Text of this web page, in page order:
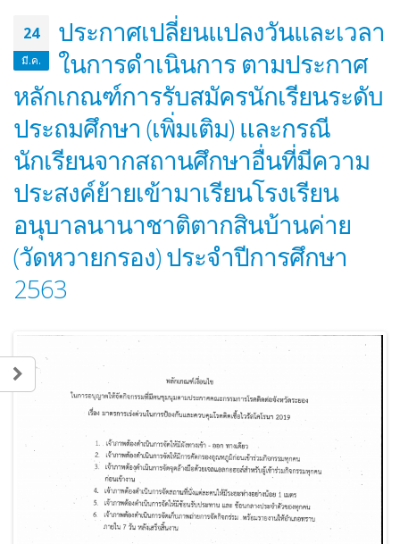
24
มี.ค.
ประกาศเปลี่ยนแปลงวันและเวลา
ในการดำเนินการ ตามประกาศ
หลักเกณฑ์การรับสมัครนักเรียนระดับ
ประถมศึกษา (เพิ่มเติม) และกรณี
นักเรียนจากสถานศึกษาอื่นที่มีความ
ประสงค์ย้ายเข้ามาเรียนโรงเรียน
อนุบาลนานาชาติตากสินบ้านค่าย
(วัดหวายกรอง) ประจำปีการศึกษา
2563
ปรับปรุงอาคารอเนกประสงค์ (โดมแดง)
ภายในพื้นที่โรงเรียนฯ ด้วยวิธีปรกวดราคา
อิเล็กทรอนิกส์ (e-bidding)
21/07/2026
ประกาศองค์การบริหารส่วนจังหวัดระยอง
เรื่อง ประกวดราคาจ้างก่อสร้างโครงการ
ปรับปรุงอาคารอเนกประสงค์ (โดมแดง)
ภายในพื้นที่โรงเรียนฯ
10/07/2026
ร่าง ประกาศ องค์การบริหารส่วนจังหวัด
ระยอง เรื่อง ประกวดราคาจ้างก่อสร้าง
โครงการปรับปรุงอาคารอเนกประสงค์
(โดมแดง) ภายในพื้นที่โรงเรียนฯ
ราคาอิเล็กทรอนิกส์ (e-bidding)
16/04/2026
ประกาศ ผู้ชนะการเสนอราคา
ราคาซื้อโครงการจัดซื้อหนังสื
ภาษาจีนและภาษาอังกฤษ ด้ว
ราคาอิเล็กทรอนิกส์ (e-bidding)
10/04/2026
ประกาศ เรื่อง ประกวดราคาซื้อ
จัดซื้อหนังสือเรียนฉบับภาษาจี
ภาษาอังกฤษ ด้วยวิธีประกวดร
อิเล็กทรอนิกส์ (e-bidding)
01/04/2026